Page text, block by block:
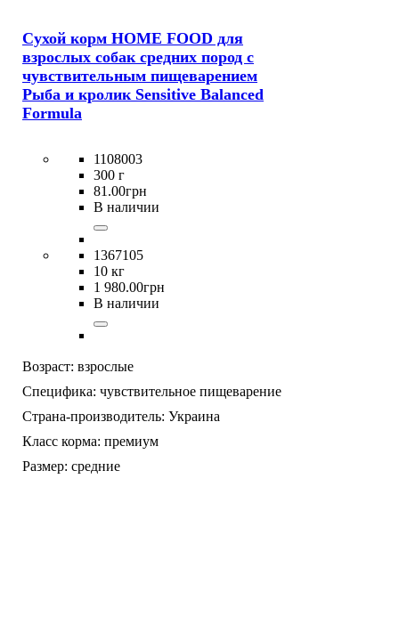
Сухой корм HOME FOOD для
взрослых собак средних пород с
чувствительным пищеварением
Рыба и кролик Sensitive Balanced
Formula
1108003
300 г
81 .00грн
В наличии
1367105
10 кг
1 980.00грн
В наличии
Возраст: взрослые
Специфика: чувствительное пищеварение
Страна-производитель: Украина
Класс корма: премиум
Размер: средние